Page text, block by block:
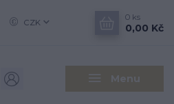
Menu
CZK
0 ks
0,00 Kč